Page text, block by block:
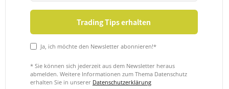
Ja, ich möchte den Newsletter abonnieren!*
* Sie können sich jederzeit aus dem Newsletter heraus
abmelden. Weitere Informationen zum Thema Datenschutz
erhalten Sie in unserer Datenschutzerklärung